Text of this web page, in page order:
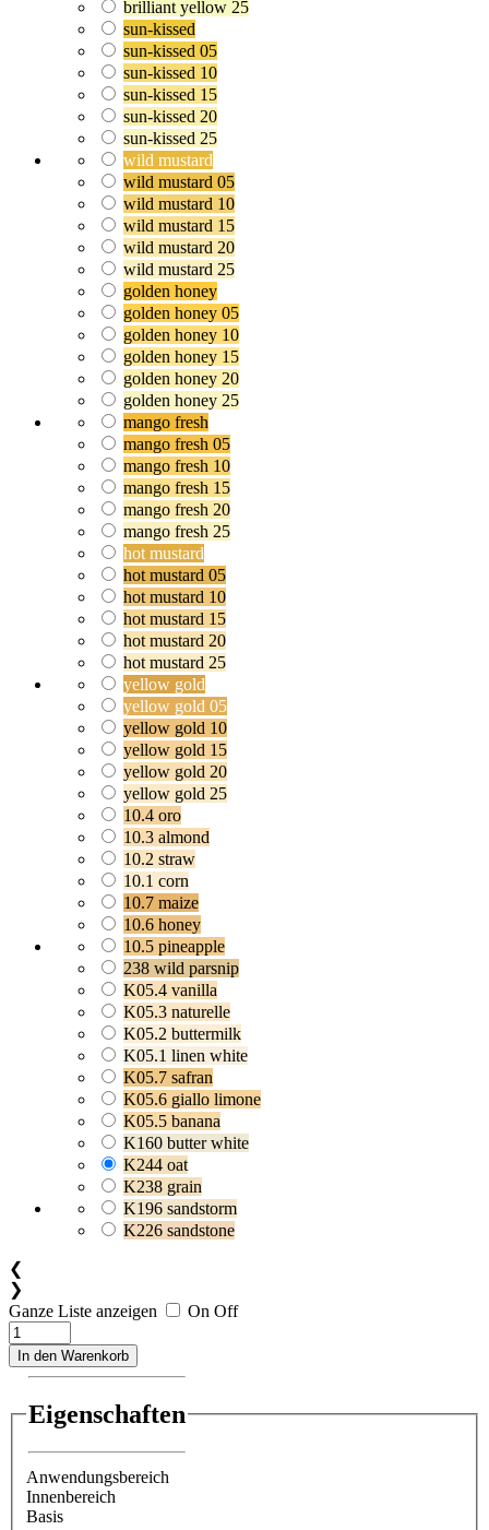
brilliant yellow 25
sun-kissed
sun-kissed 05
sun-kissed 10
sun-kissed 15
sun-kissed 20
sun-kissed 25
wild mustard
wild mustard 05
wild mustard 10
wild mustard 15
wild mustard 20
wild mustard 25
golden honey
golden honey 05
golden honey 10
golden honey 15
golden honey 20
golden honey 25
mango fresh
mango fresh 05
mango fresh 10
mango fresh 15
mango fresh 20
mango fresh 25
hot mustard
hot mustard 05
hot mustard 10
hot mustard 15
hot mustard 20
hot mustard 25
yellow gold
yellow gold 05
yellow gold 10
yellow gold 15
yellow gold 20
yellow gold 25
10.4 oro
10.3 almond
10.2 straw
10.1 corn
10.7 maize
10.6 honey
10.5 pineapple
238 wild parsnip
K05.4 vanilla
K05.3 naturelle
K05.2 buttermilk
K05.1 linen white
K05.7 safran
K05.6 giallo limone
K05.5 banana
K160 butter white
K244 oat
K238 grain
K196 sandstorm
K226 sandstone
❮
❯
Ganze Liste anzeigen
On Off
In den Warenkorb
Eigenschaften
Anwendungsbereich
Innenbereich
Basis